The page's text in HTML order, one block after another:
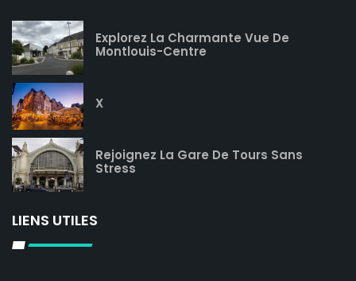
Explorez La Charmante Vue De
Montlouis-Centre
X
Rejoignez La Gare De Tours Sans
Stress
LIENS UTILES